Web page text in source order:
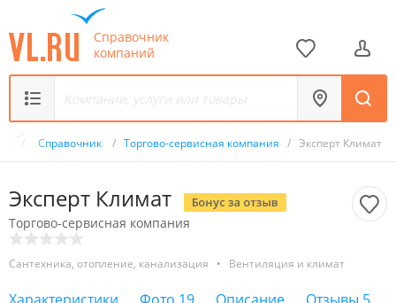
Справочник
компаний
/ Справочник / Торгово-сервисная компания / Эксперт Климат
Эксперт Климат
Торгово-сервисная компания
Сантехника, отопление, канализация • Вентиляция и климат